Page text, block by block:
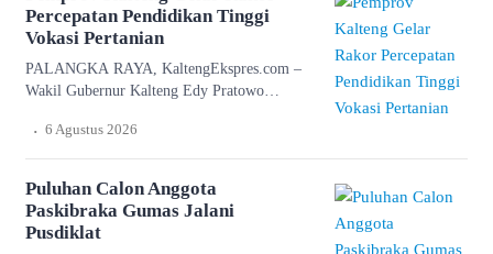
Program Diploma 1 Bidang Pertanian sebagai
bagian dari Kartu Huma Betang Sejahtera.
lapangan dengan komposisi 70 persen praktik
dan 30 persen teori. Peserta juga dibekali
Percepatan Pendidikan Tinggi
Vokasi Pertanian
PALANGKA RAYA, KaltengEkspres.com –
Wakil Gubernur Kalteng Edy Pratowo
Pelaksanaan Pendidikan Tinggi Vokasi
Bidang Pertanian di Aula Eka Hapakat,
Kantor Gubernur Kalimantan Tengah, Kamis
(6/8/2026). Dalam sambutan Gubernur
Kalimantan Tengah Agustiar Sabran yang
. 6 Agustus 2026
Puluhan Calon Anggota
Paskibraka Gumas Jalani
Pusdiklat